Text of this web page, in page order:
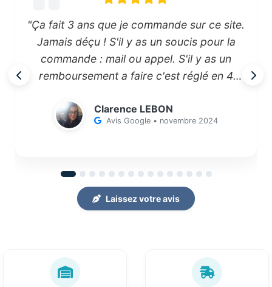
"Ça fait 3 ans que je commande sur ce site.
Jamais déçu ! S'il y as un soucis pour la
commande : mail ou appel. S'il y as un
remboursement a faire c'est réglé en 4
et le petit mot gentil, serviable s'il y as une
erreur quelconque(ça arrive extrêmement
possible !!"
Clarence LEBON
Avis Google • novembre 2024
Laissez votre avis